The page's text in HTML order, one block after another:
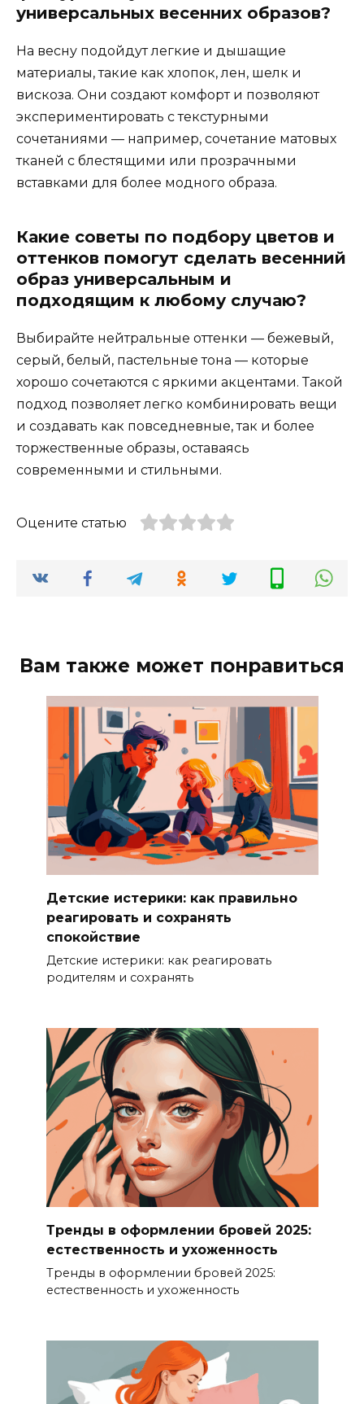
универсальных весенних образов?
На весну подойдут легкие и дышащие
материалы, такие как хлопок, лен, шелк и
вискоза. Они создают комфорт и позволяют
экспериментировать с текстурными
сочетаниями — например, сочетание матовых
тканей с блестящими или прозрачными
вставками для более модного образа.
Какие советы по подбору цветов и
оттенков помогут сделать весенний
образ универсальным и
подходящим к любому случаю?
Выбирайте нейтральные оттенки — бежевый,
серый, белый, пастельные тона — которые
хорошо сочетаются с яркими акцентами. Такой
подход позволяет легко комбинировать вещи
и создавать как повседневные, так и более
торжественные образы, оставаясь
современными и стильными.
Оцените статью
Вам также может понравиться
Детские истерики: как правильно
реагировать и сохранять
спокойствие
Детские истерики: как реагировать
родителям и сохранять
Тренды в оформлении бровей 2025:
естественность и ухоженность
Тренды в оформлении бровей 2025:
естественность и ухоженность